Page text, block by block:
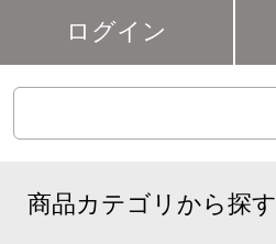
ログイン
商品カテゴリから探す